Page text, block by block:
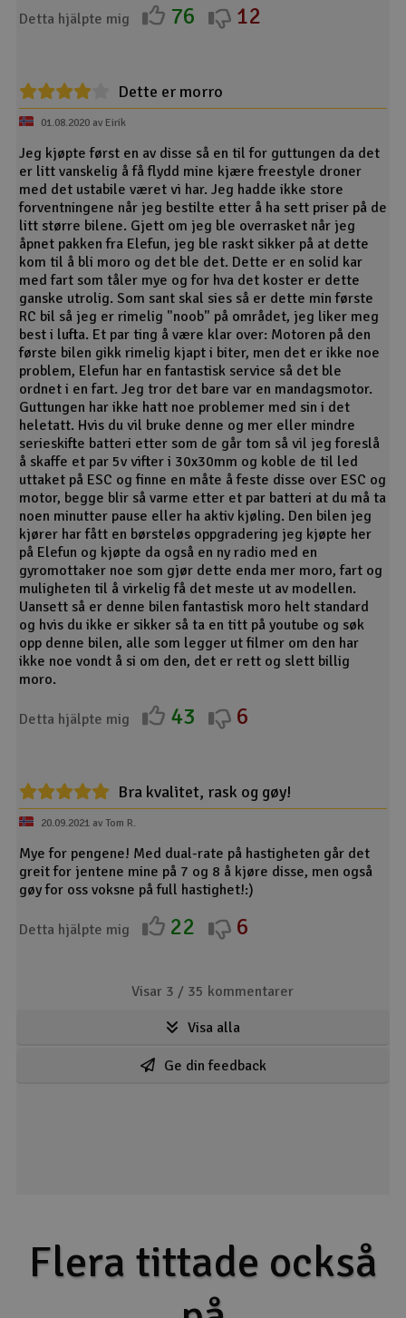
Detta hjälpte mig 76 12
Dette er morro
01.08.2020 av Eirik
Jeg kjøpte først en av disse så en til for guttungen da det
er litt vanskelig å få flydd mine kjære freestyle droner
med det ustabile været vi har. Jeg hadde ikke store
forventningene når jeg bestilte etter å ha sett priser på de
litt større bilene. Gjett om jeg ble overrasket når jeg
åpnet pakken fra Elefun, jeg ble raskt sikker på at dette
kom til å bli moro og det ble det. Dette er en solid kar
med fart som tåler mye og for hva det koster er dette
ganske utrolig. Som sant skal sies så er dette min første
RC bil så jeg er rimelig "noob" på området, jeg liker meg
best i lufta. Et par ting å være klar over: Motoren på den
første bilen gikk rimelig kjapt i biter, men det er ikke noe
problem, Elefun har en fantastisk service så det ble
ordnet i en fart. Jeg tror det bare var en mandagsmotor.
Guttungen har ikke hatt noe problemer med sin i det
heletatt. Hvis du vil bruke denne og mer eller mindre
serieskifte batteri etter som de går tom så vil jeg foreslå
å skaffe et par 5v vifter i 30x30mm og koble de til led
uttaket på ESC og finne en måte å feste disse over ESC og
motor, begge blir så varme etter et par batteri at du må ta
noen minutter pause eller ha aktiv kjøling. Den bilen jeg
kjører har fått en børsteløs oppgradering jeg kjøpte her
på Elefun og kjøpte da også en ny radio med en
gyromottaker noe som gjør dette enda mer moro, fart og
muligheten til å virkelig få det meste ut av modellen.
Uansett så er denne bilen fantastisk moro helt standard
og hvis du ikke er sikker så ta en titt på youtube og søk
opp denne bilen, alle som legger ut filmer om den har
ikke noe vondt å si om den, det er rett og slett billig
moro.
Detta hjälpte mig 43 6
Bra kvalitet, rask og gøy!
20.09.2021 av Tom R.
Mye for pengene! Med dual-rate på hastigheten går det
greit for jentene mine på 7 og 8 å kjøre disse, men også
gøy for oss voksne på full hastighet!:)
Detta hjälpte mig 22 6
Visar 3 / 35 kommentarer
Visa alla
Ge din feedback
Flera tittade också